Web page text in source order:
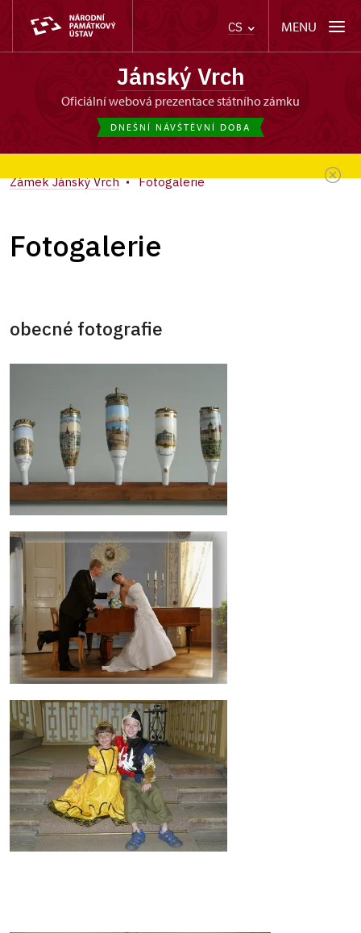
CS MENU
Jánský Vrch
oficiální webová prezentace státního zámku
DNEŠNÍ NÁVŠTĚVNÍ DOBA
Zámek Jánský Vrch Fotogalerie
Fotogalerie
obecné fotografie